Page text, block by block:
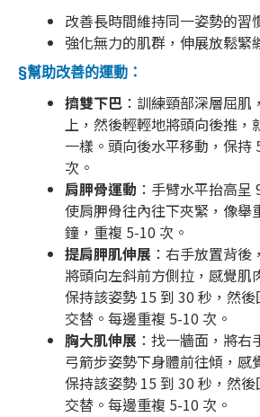
改善長時間維持同一姿勢的習
強化無力的肌群，伸展放鬆緊
§幫助改善的運動：
擠雙下巴 ：訓練頸部深層屈
上，然後輕輕地將頭向後推，
一樣。頭向後水平移動，保持
次。
肩胛骨運動 ：手臂水平抬高呈
使肩胛骨往內往下夾緊，像舉
鐘，重複 5-10 次。
提肩胛肌伸展 ：右手放置背
將頭向左斜前方側拉，感覺肌
保持該姿勢 15 到 30 秒，然
交替。每邊重複 5-10 次。
胸大肌伸展 ：找一牆面，將右
弓箭步姿勢下身體前往傾，感
保持該姿勢 15 到 30 秒，然
交替。每邊重複 5-10 次。